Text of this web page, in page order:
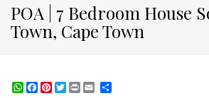
POA | 7 Bedroom House
Town, Cape Town
WhatsApp
Facebook
Pinterest
Twitter
Print